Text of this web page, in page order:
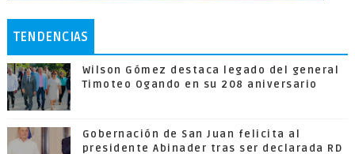
TENDENCIAS
Wilson Gómez destaca legado del general
Timoteo Ogando en su 208 aniversario
Gobernación de San Juan felicita al
presidente Abinader tras ser declarada RD